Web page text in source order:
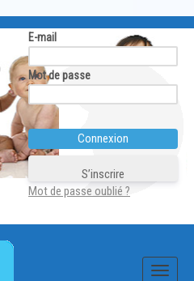
E-mail
Mot de passe
S’inscrire
Mot de passe oublié ?
Toggle